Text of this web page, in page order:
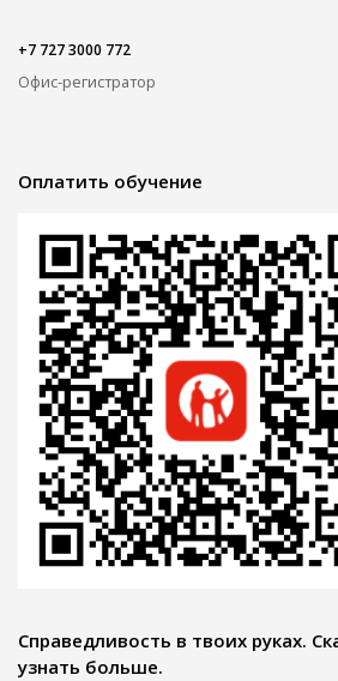
+7 727 3000 772
Офис-регистратор
Оплатить обучение
Справедливость в твоих руках.
узнать больше.